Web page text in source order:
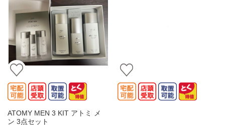
ATOMY MEN 3 KIT アトミ メ
ン 3点セット